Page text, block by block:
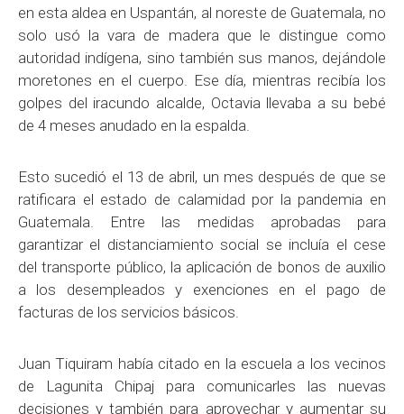
en esta aldea en Uspantán, al noreste de Guatemala, no
solo usó la vara de madera que le distingue como
autoridad indígena, sino también sus manos, dejándole
moretones en el cuerpo. Ese día, mientras recibía los
golpes del iracundo alcalde, Octavia llevaba a su bebé
de 4 meses anudado en la espalda.
Esto sucedió el 13 de abril, un mes después de que se
ratificara el estado de calamidad por la pandemia en
Guatemala. Entre las medidas aprobadas para
garantizar el distanciamiento social se incluía el cese
del transporte público, la aplicación de bonos de auxilio
a los desempleados y exenciones en el pago de
facturas de los servicios básicos.
Juan Tiquiram había citado en la escuela a los vecinos
de Lagunita Chipaj para comunicarles las nuevas
decisiones y también para aprovechar y aumentar su